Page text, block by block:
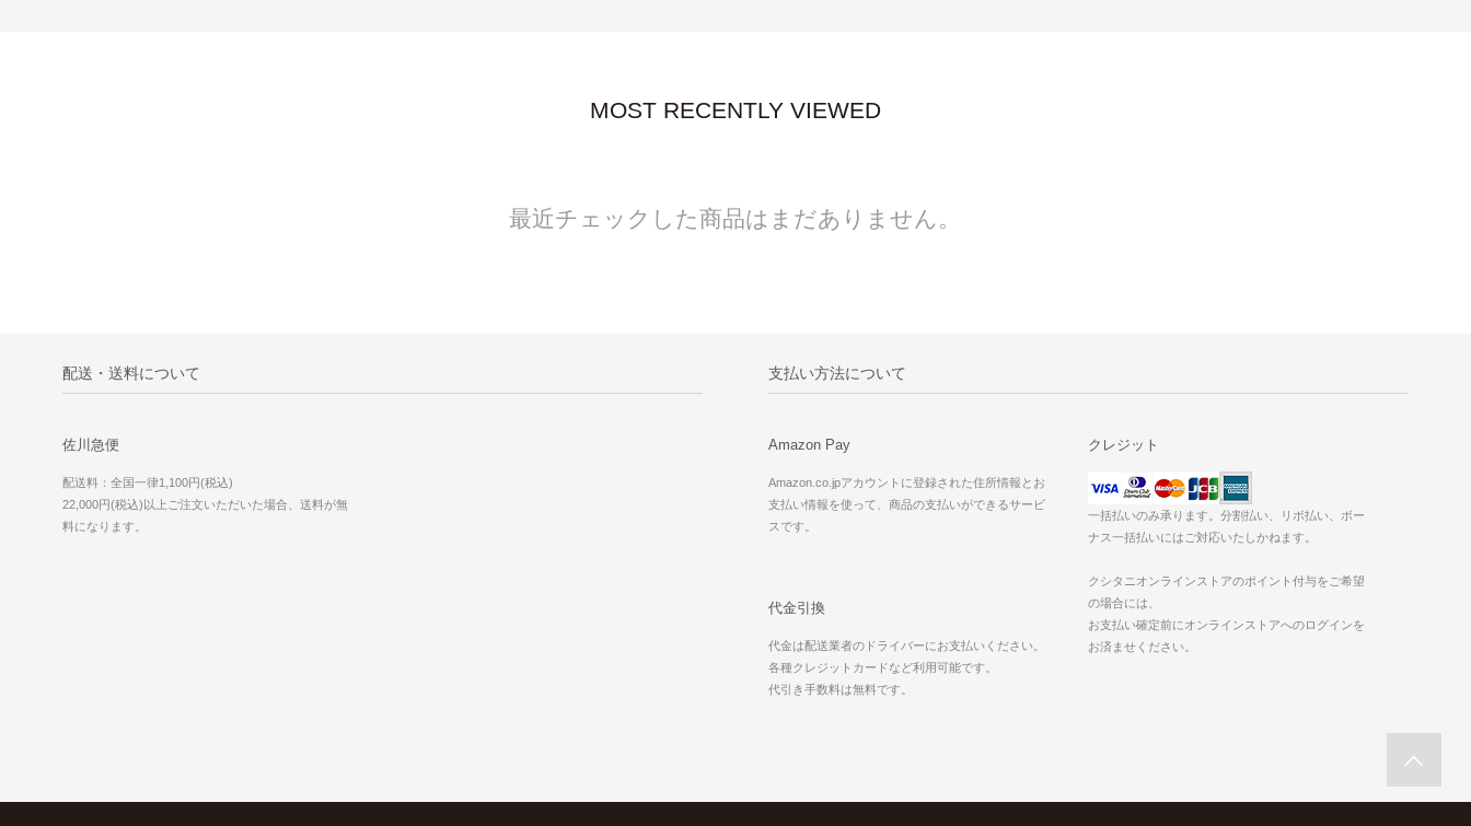
MOST RECENTLY VIEWED
最近チェックした商品はまだありません。
配送・送料について
佐川急便
配送料：全国一律1,100円(税込)
22,000円(税込)以上ご注文いただいた場合、送料が無
料になります。
支払い方法について
Amazon Pay
Amazon.co.jpアカウントに登録された住所情報とお
支払い情報を使って、商品の支払いができるサービ
スです。
クレジット
一括払いのみ承ります。分割払い、リボ払い、ボー
ナス一括払いにはご対応いたしかねます。
クシタニオンラインストアのポイント付与をご希望
の場合には、
お支払い確定前にオンラインストアへのログインを
お済ませください。
代金引換
代金は配送業者のドライバーにお支払いください。
各種クレジットカードなど利用可能です。
代引き手数料は無料です。